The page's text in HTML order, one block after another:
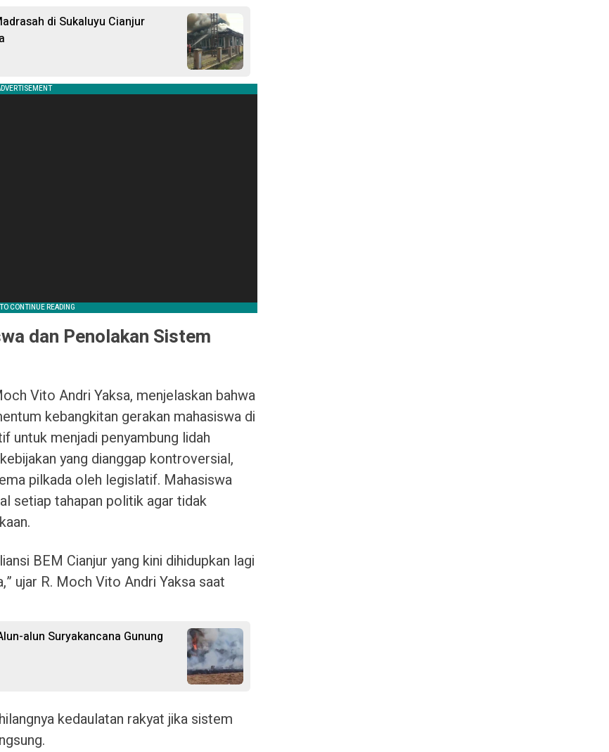
di Sukaluyu Cianjur
dan Penolakan Sistem
Vito Andri Yaksa, menjelaskan bahwa
kebangkitan gerakan mahasiswa di
untuk menjadi penyambung lidah
yang dianggap kontroversial,
pilkada oleh legislatif. Mahasiswa
setiap tahapan politik agar tidak
BEM Cianjur yang kini dihidupkan lagi
ujar R. Moch Vito Andri Yaksa saat
alun Suryakancana Gunung
kedaulatan rakyat jika sistem